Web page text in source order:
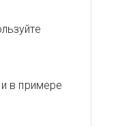
в примере